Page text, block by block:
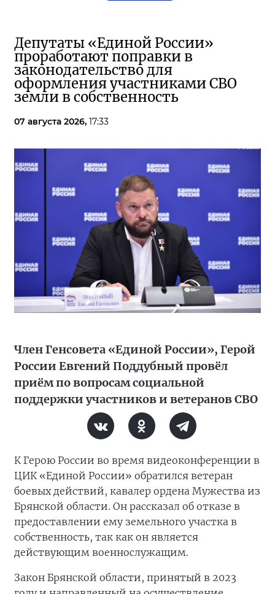
Депутаты «Единой России»
проработают поправки в
законодательство для
оформления участниками СВО
земли в собственность
07 августа 2026, 17:33
Член Генсовета «Единой России», Герой
России Евгений Поддубный провёл
приём по вопросам социальной
поддержки участников и ветеранов СВО
К Герою России во время видеоконференции в
ЦИК «Единой России» обратился ветеран
боевых действий, кавалер ордена Мужества из
Брянской области. Он рассказал об отказе в
предоставлении ему земельного участка в
собственность, так как он является
действующим военнослужащим.
Закон Брянской области, принятый в 2023